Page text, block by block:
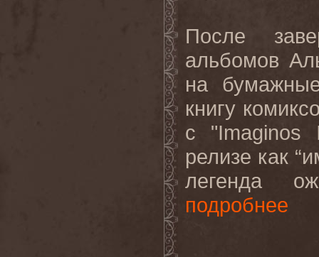
После
альбомов
на
книгу
с "Imaginos
релизе как
легенда
подробнее